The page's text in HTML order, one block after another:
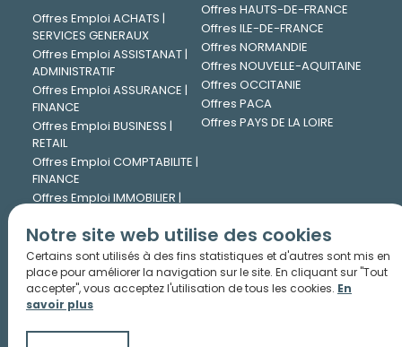
Notre site web utilise des cookies
Certains sont utilisés à des fins statistiques et d'autres sont mis en
place pour améliorer la navigation sur le site. En cliquant sur "Tout
accepter", vous acceptez l'utilisation de tous les cookies. En
savoir plus
Offres Emploi ACHATS |
SERVICES GENERAUX
Offres Emploi ASSISTANAT |
ADMINISTRATIF
Offres Emploi ASSURANCE |
FINANCE
Offres Emploi BUSINESS |
RETAIL
Offres Emploi COMPTABILITE |
FINANCE
Offres Emploi IMMOBILIER |
Offres Emploi INFORMATIQUE
| DIGITAL
Offres Emploi INGENIERIE |
TECHNIQUE
Offres Emploi JURIDIQUE
Offres HAUTS-DE-FRANCE
Offres ILE-DE-FRANCE
Offres NORMANDIE
Offres NOUVELLE-AQUITAINE
Offres OCCITANIE
Offres PACA
Offres PAYS DE LA LOIRE